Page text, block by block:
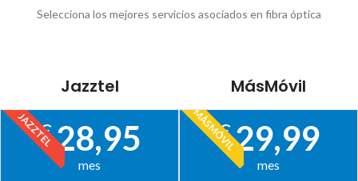
Selecciona los mejores servicios asociados en fibra óptica
Jazztel
JAZZTEL
€28,95
mes
MásMóvil
MÁSMÓVIL
€29,99
mes